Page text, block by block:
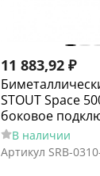
11 883,92 ₽
STOUT Space
боковое
В наличии
Артикул SRB-